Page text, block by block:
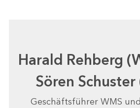
Harald Rehberg
Sören Schuster
Geschäftsführer WMS